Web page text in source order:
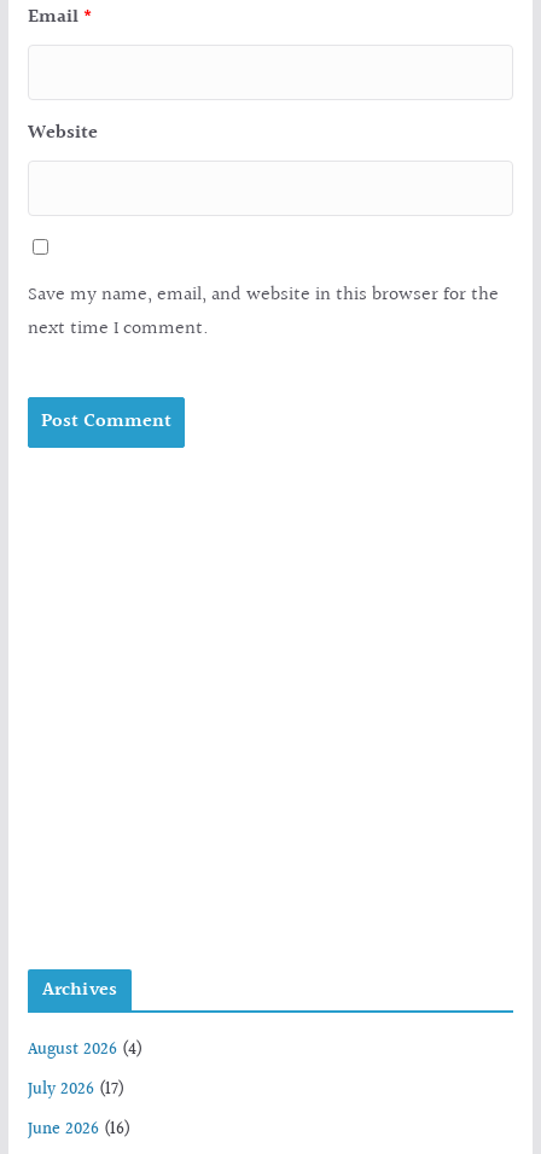
Email *
Website
Save my name, email, and website in this browser for the
next time I comment.
Archives
August 2026(4)
July 2026(17)
June 2026(16)